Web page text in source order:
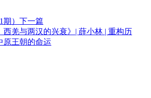
） 下一篇
西羌与两汉的兴衰》| 薛小林 | 重构历
原王朝的命运